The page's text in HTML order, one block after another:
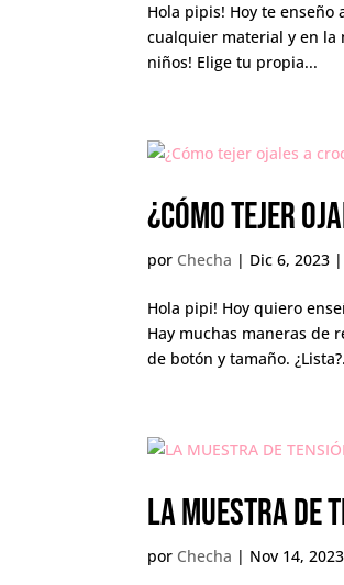
Hola pipis! Hoy te
cualquier material y en la
niños! Elige tu propia...
¿Cómo tejer
por Checha | Dic 6, 2023 |
Hola pipi! Hoy quiero
Hay muchas maneras de
de botón y tamaño.
LA MUESTRA
por Checha | Nov 14, 2023